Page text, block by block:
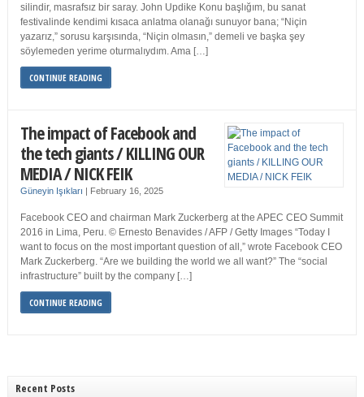
silindir, masrafsız bir saray. John Updike Konu başlığım, bu sanat
festivalinde kendimi kısaca anlatma olanağı sunuyor bana; “Niçin
yazarız,” sorusu karşısında, “Niçin olmasın,” demeli ve başka şey
söylemeden yerime oturmalıydım. Ama […]
CONTINUE READING
The impact of Facebook and
the tech giants / KILLING OUR
MEDIA / NICK FEIK
Güneyin Işıkları | February 16, 2025
Facebook CEO and chairman Mark Zuckerberg at the APEC CEO Summit
2016 in Lima, Peru. © Ernesto Benavides / AFP / Getty Images “Today I
want to focus on the most important question of all,” wrote Facebook CEO
Mark Zuckerberg. “Are we building the world we all want?” The “social
infrastructure” built by the company […]
CONTINUE READING
Recent Posts